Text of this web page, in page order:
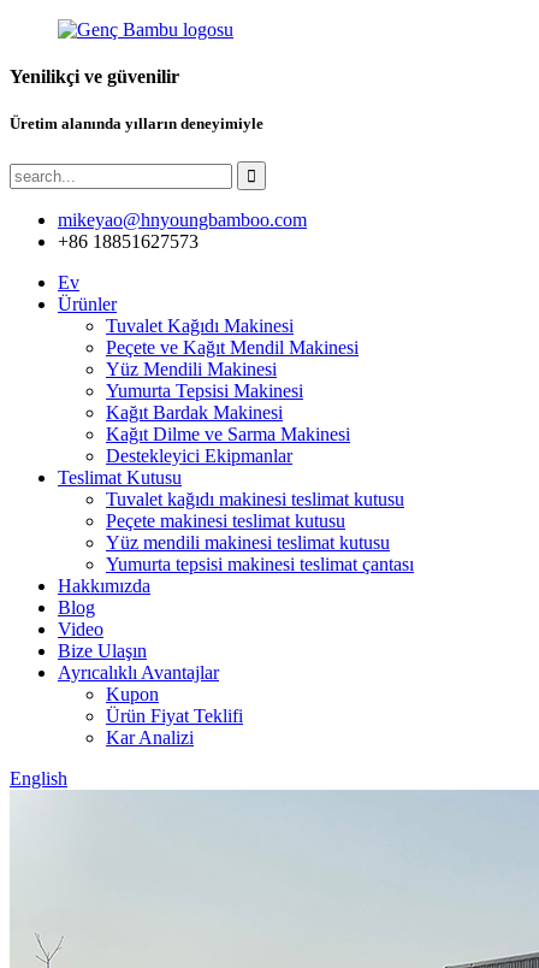
Yenilikçi ve güvenilir
Üretim alanında yılların deneyimiyle
mikeyao@hnyoungbamboo.com
+86 18851627573
Ev
Ürünler
Tuvalet Kağıdı Makinesi
Peçete ve Kağıt Mendil Makinesi
Yüz Mendili Makinesi
Yumurta Tepsisi Makinesi
Kağıt Bardak Makinesi
Kağıt Dilme ve Sarma Makinesi
Destekleyici Ekipmanlar
Teslimat Kutusu
Tuvalet kağıdı makinesi teslimat kutusu
Peçete makinesi teslimat kutusu
Yüz mendili makinesi teslimat kutusu
Yumurta tepsisi makinesi teslimat çantası
Hakkımızda
Blog
Video
Bize Ulaşın
Ayrıcalıklı Avantajlar
Kupon
Ürün Fiyat Teklifi
Kar Analizi
English